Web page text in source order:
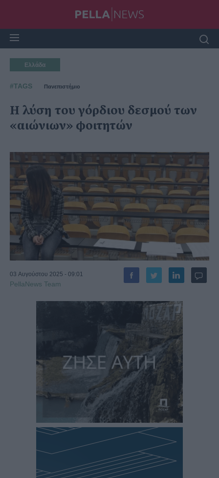
Ελλάδα
#TAGS Πανεπιστήμιο
Η λύση του γόρδιου δεσμού των
«αιώνιων» φοιτητών
03 Αυγούστου 2025 - 09:01
PellaNews Team